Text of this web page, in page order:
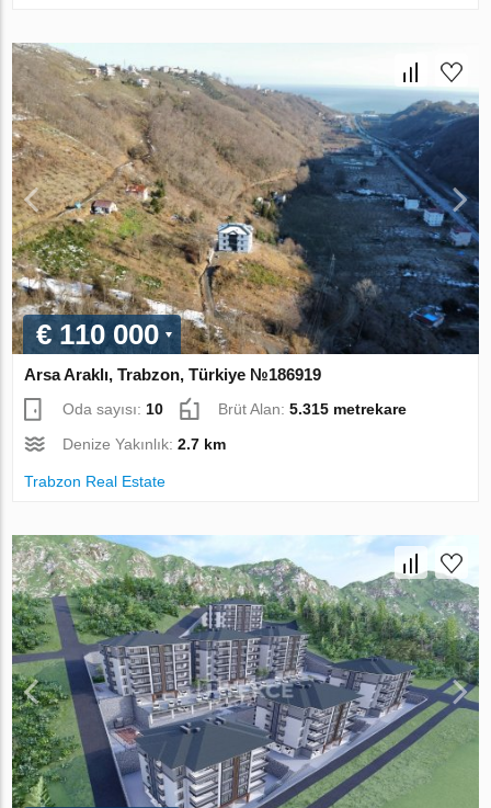
€ 110 000
Arsa Araklı, Trabzon, Türkiye №186919
Oda sayısı: 10 Brüt Alan:5.315 metrekare
Denize Yakınlık:2.7 km
Trabzon Real Estate